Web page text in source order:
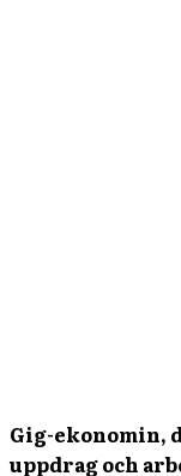
Gig-ekonomin,
uppdrag och